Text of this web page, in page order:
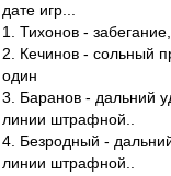
дате игр...
1. Тихонов -
2. Кечинов - сольный
один
3. Баранов - дальний
линии штрафной..
4. Безродный -
линии штрафной..